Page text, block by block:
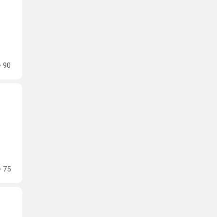
90
75